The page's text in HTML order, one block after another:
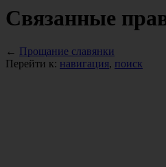
Связанные
← Прощание славянки
Перейти к: навигация, поиск